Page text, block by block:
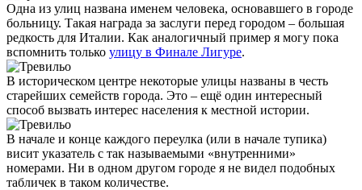
Одна из улиц названа именем человека, основавшего в городе
больницу. Такая награда за заслуги перед городом – большая
редкость для Италии. Как аналогичный пример я могу пока
вспомнить только улицу в Финале Лигуре.
В историческом центре некоторые улицы названы в честь
старейших семейств города. Это – ещё один интересный
способ вызвать интерес населения к местной истории.
В начале и конце каждого переулка (или в начале тупика)
висит указатель с так называемыми «внутренними»
номерами. Ни в одном другом городе я не видел подобных
табличек в таком количестве.